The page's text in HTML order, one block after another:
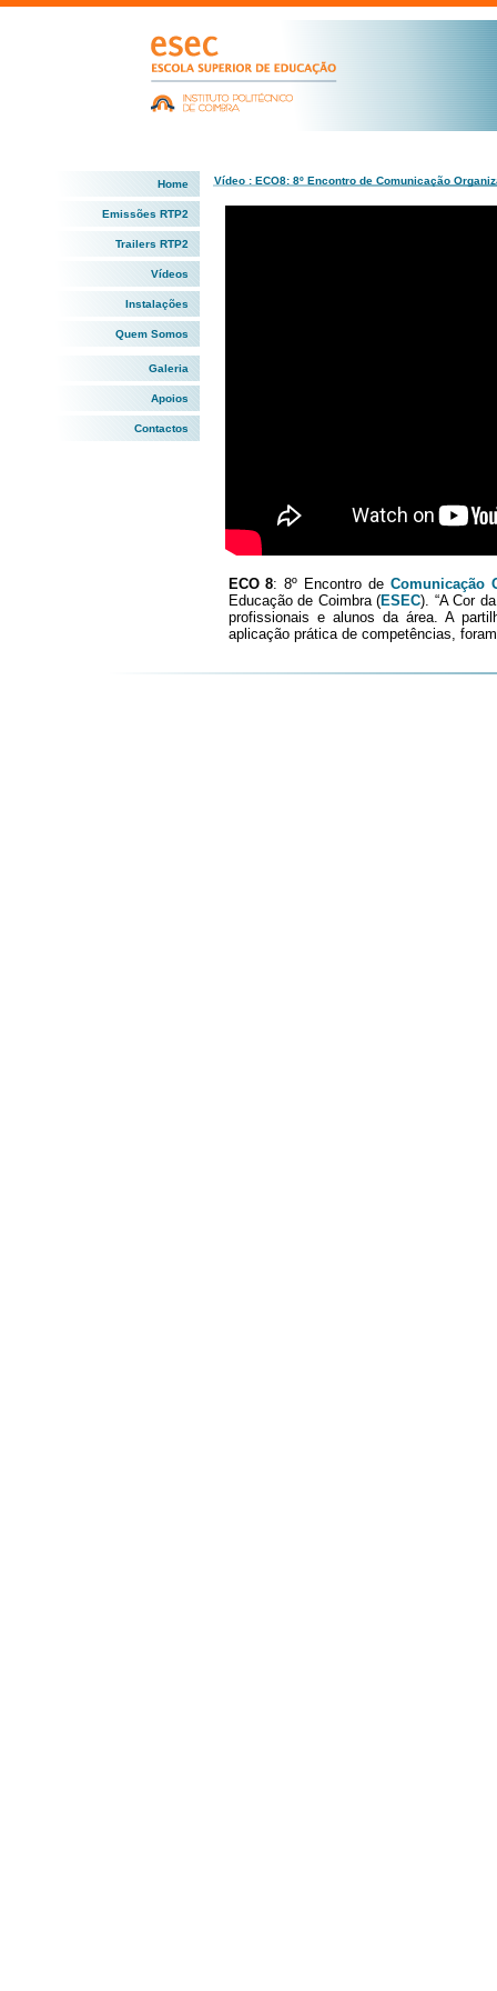
Home
Emissões RTP2
Trailers RTP2
Vídeos
Instalações
Quem Somos
Galeria
Apoios
Contactos
Vídeo : ECO8: 8º Encontro de Comunicação
ECO 8: 8º Encontro deComunicação
Educação de Coimbra (ESEC). “A Cor
profissionais e alunos da área. A
aplicação prática de competências,